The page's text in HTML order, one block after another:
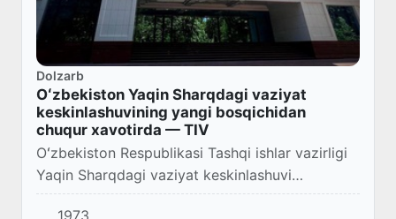
Dolzarb
Oʻzbekiston Yaqin Sharqdagi vaziyat
keskinlashuvining yangi bosqichidan
chuqur xavotirda — TIV
Oʻzbekiston Respublikasi Tashqi ishlar vazirligi
Yaqin Sharqdagi vaziyat keskinlashuvi
yuzasidan bayonot bilan chiqdi.
1973